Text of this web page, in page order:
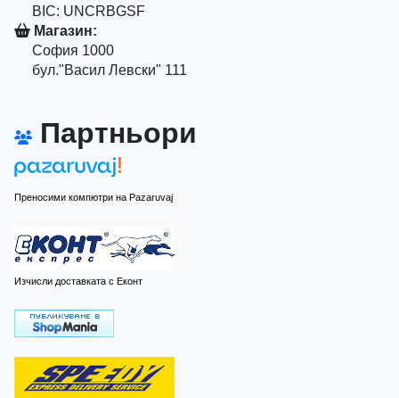
BIC: UNCRBGSF
Магазин:
София 1000
бул."Васил Левски" 111
Партньори
Преносими компютри на Pazaruvaj
Изчисли доставката с Еконт